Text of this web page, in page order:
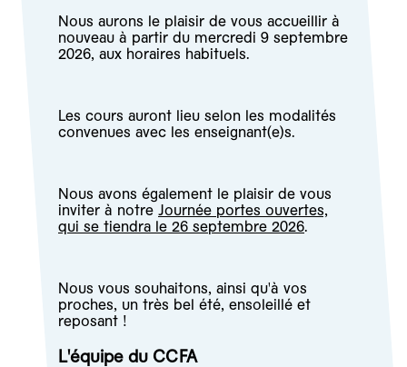
Nous aurons le plaisir de vous accueillir à
nouveau à partir du mercredi 9 septembre
2026, aux horaires habituels.
Les cours auront lieu selon les modalités
convenues avec les enseignant(e)s.
Nous avons également le plaisir de vous
inviter à notre Journée portes ouvertes,
qui se tiendra le 26 septembre 2026.
Nous vous souhaitons, ainsi qu'à vos
proches, un très bel été, ensoleillé et
reposant !
L'équipe du CCFA